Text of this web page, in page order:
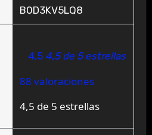
B0D3KV5LQ8
4,5 4,5 de 5 estrellas
88 valoraciones
4,5 de 5 estrellas